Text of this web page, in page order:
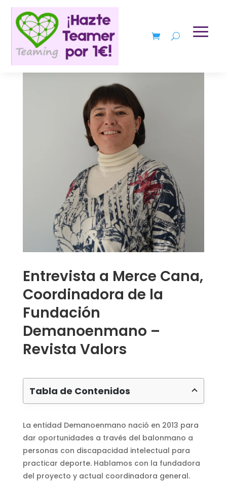
Entrevista a Merce Cana,
Coordinadora de la
Fundación
Demanoenmano –
Revista Valors
Tabla de Contenidos
La entidad Demanoenmano nació en 2013 para
dar oportunidades a través del balonmano a
personas con discapacidad intelectual para
practicar deporte. Hablamos con la fundadora
del proyecto y actual coordinadora general.